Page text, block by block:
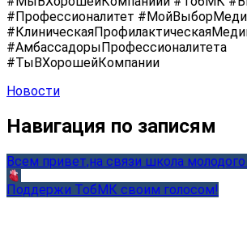
#Профессионалитет
#АмбассадорыПрофессионалитета
#ТыВХорошейКомпании
Новости
Навигация по записям
Всем привет,на связи школа
Поддержи ТобМК своим голосом!